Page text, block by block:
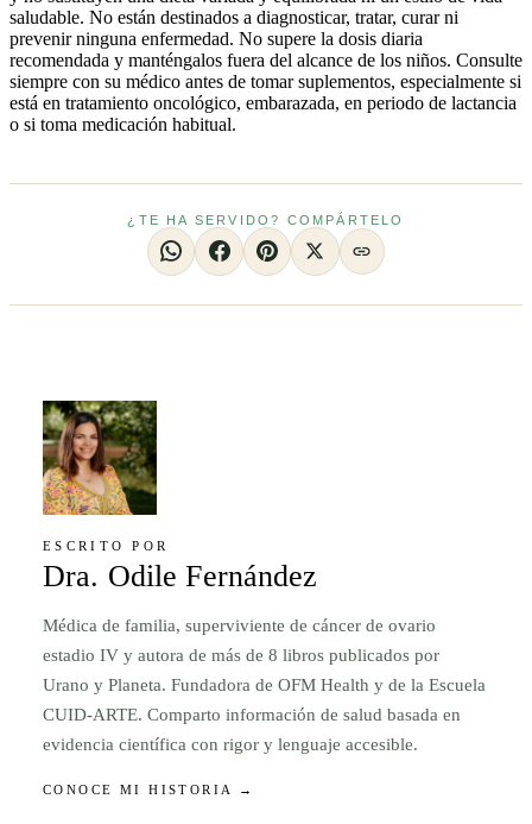
saludable. No están destinados a diagnosticar, tratar, curar ni
prevenir ninguna enfermedad. No supere la dosis diaria
recomendada y manténgalos fuera del alcance de los niños. Consulte
siempre con su médico antes de tomar suplementos, especialmente si
está en tratamiento oncológico, embarazada, en periodo de lactancia
o si toma medicación habitual.
¿TE HA SERVIDO? COMPÁRTELO
ESCRITO POR
Dra. Odile Fernández
Médica de familia, superviviente de cáncer de ovario
estadio IV y autora de más de 8 libros publicados por
Urano y Planeta. Fundadora de OFM Health y de la Escuela
CUID-ARTE. Comparto información de salud basada en
evidencia científica con rigor y lenguaje accesible.
CONOCE MI HISTORIA →